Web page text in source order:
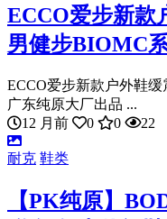
ECCO爱步新款
男健步BIOMC
ECCO爱步新款户外鞋
广东纯原大厂出品 ...
12 月前
0 0 22
耐克 鞋类
【PK纯原】